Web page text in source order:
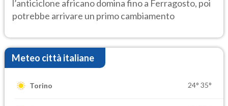
l’anticiclone africano domina fino a Ferragosto, poi
potrebbe arrivare un primo cambiamento
Meteo città italiane
Torino 24° 35°